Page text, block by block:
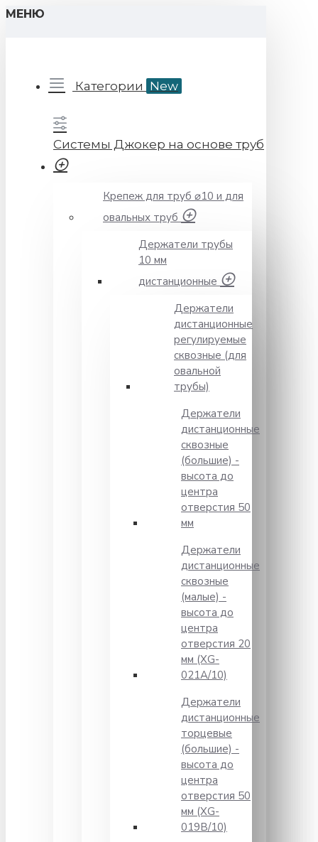
МЕНЮ
Категории New
Системы Джокер на основе труб
Крепеж для труб ⌀10 и для
овальных труб
Держатели трубы
10 мм
дистанционные
Держатели
дистанционные
регулируемые
сквозные (для
овальной
трубы)
Держатели
дистанционные
сквозные
(большие) -
высота до
центра
отверстия 50
мм
Держатели
дистанционные
сквозные
(малые) -
высота до
центра
отверстия 20
мм (XG-
021A/10)
Держатели
дистанционные
торцевые
(большие) -
высота до
центра
отверстия 50
мм (XG-
019B/10)